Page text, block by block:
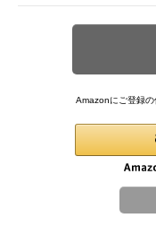
Amazonにご登録